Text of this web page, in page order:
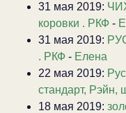
31 мая 2019:
коровки . РКФ -
31 мая 2019:
. РКФ - Елена
22 мая 2019:
стандарт, Рэйн,
18 мая 2019: